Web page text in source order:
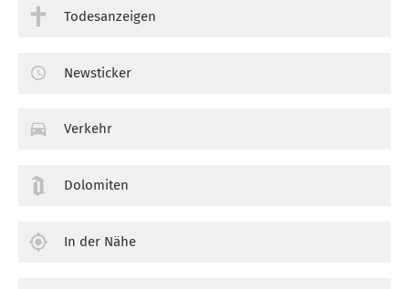
Todesanzeigen
Newsticker
Verkehr
Dolomiten
In der Nähe